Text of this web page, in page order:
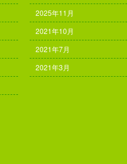
2025年11月
2021年10月
2021年7月
2021年3月